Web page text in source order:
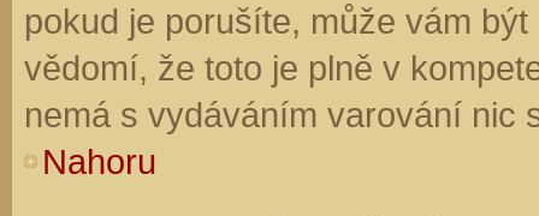
pokud je porušíte, může vám
vědomí, že toto je plně v
nemá s vydáváním varování nic
Nahoru